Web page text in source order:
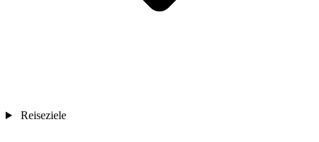
Reiseziele